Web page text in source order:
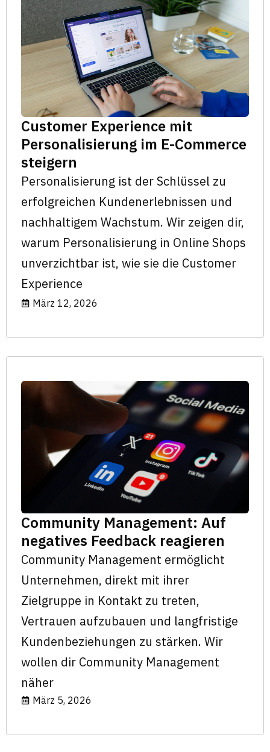
Customer Experience mit
Personalisierung im E-Commerce
steigern
Personalisierung ist der Schlüssel zu
erfolgreichen Kundenerlebnissen und
nachhaltigem Wachstum. Wir zeigen dir,
warum Personalisierung in Online Shops
unverzichtbar ist, wie sie die Customer
Experience
März 12, 2026
Community Management: Auf
negatives Feedback reagieren
Community Management ermöglicht
Unternehmen, direkt mit ihrer
Zielgruppe in Kontakt zu treten,
Vertrauen aufzubauen und langfristige
Kundenbeziehungen zu stärken. Wir
wollen dir Community Management
näher
März 5, 2026